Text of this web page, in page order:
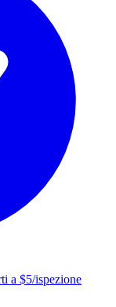
a $5/ispezione